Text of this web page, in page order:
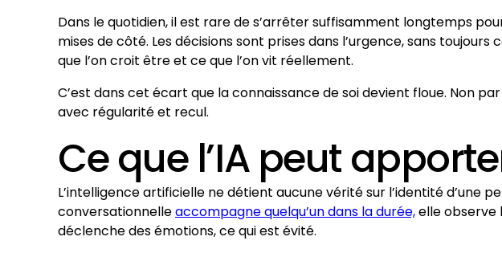
Dans le quotidien, il est rare de s’arrêter suffisamment longtemps
mises de côté. Les décisions sont prises dans l’urgence, sans
que l’on croit être et ce que l’on vit réellement.
C’est dans cet écart que la connaissance de soi devient floue. Non
avec régularité et recul.
Ce que l’IA peut
L’intelligence artificielle ne détient aucune vérité sur l’identité d’une
conversationnelleaccompagne quelqu’un dans la durée,elle observe
déclenche des émotions, ce qui est évité.